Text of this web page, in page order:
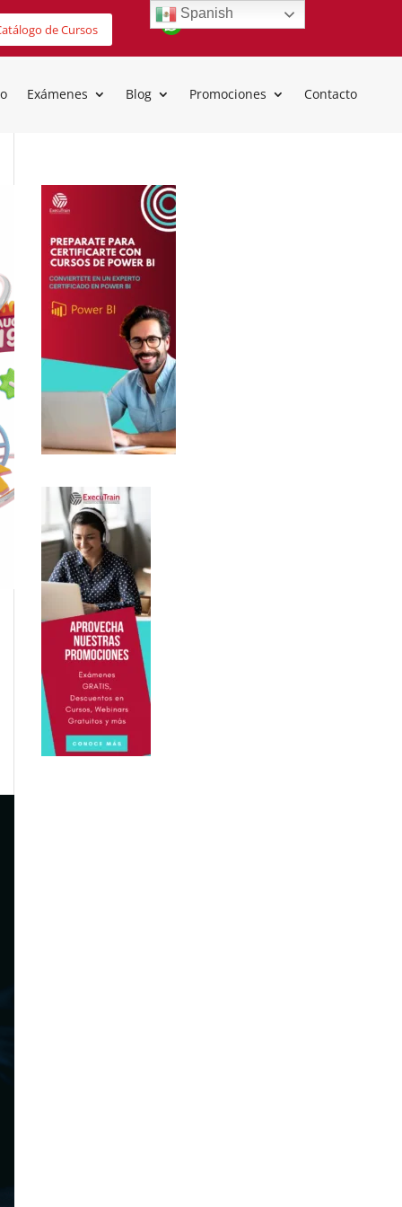
de Cursos
Exámenes Blog Promociones Contacto
Spanish